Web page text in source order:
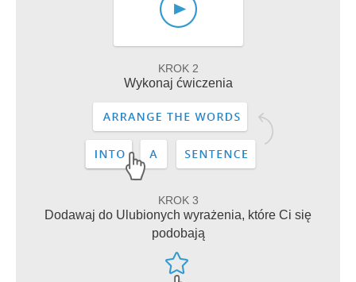
KROK 2
Wykonaj ćwiczenia
KROK 3
Dodawaj do Ulubionych wyrażenia, które Ci się
podobają